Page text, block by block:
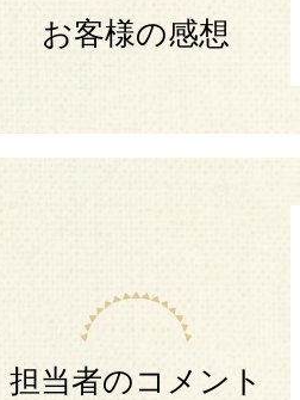
お客様の感想
担当者のコメント